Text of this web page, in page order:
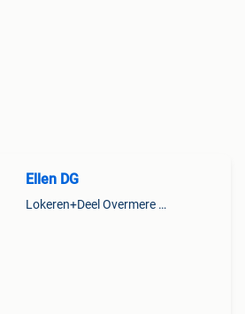
Ellen DG
Lokeren+Deel Overmere En Zele